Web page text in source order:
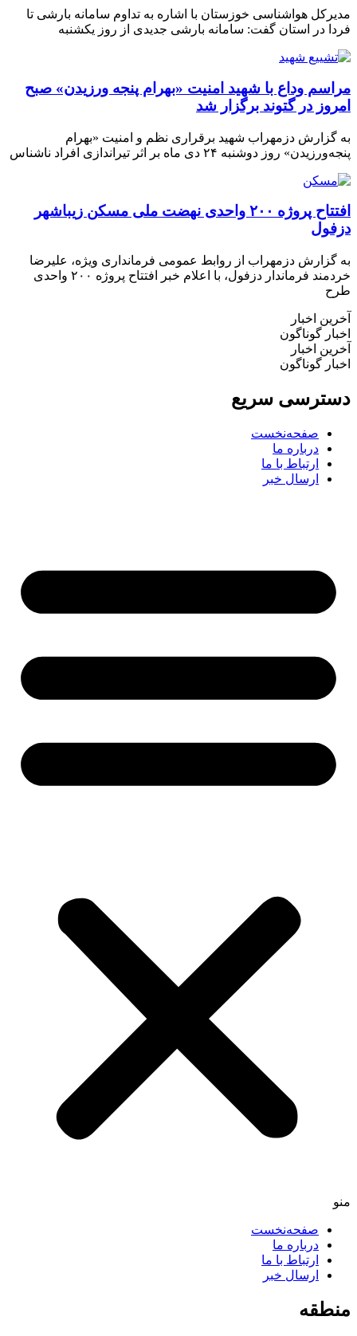
مدیرکل هواشناسی خوزستان با اشاره به تداوم سامانه بارشی تا
فردا در استان گفت: سامانه بارشی جدیدی از روز یکشنبه
مراسم وداع با شهید امنیت «بهرام پنجه ورزیدن» صبح
امروز در گتوند برگزار شد
به گزارش دزمهراب شهید برقراری نظم و امنیت «بهرام
پنجه‌ورزیدن» روز دوشنبه ۲۴ دی ماه بر اثر تیراندازی افراد ناشناس
افتتاح پروژه ۲۰۰ واحدی نهضت ملی مسکن زیباشهر
دزفول
به گزارش دزمهراب از روابط عمومی فرمانداری ویژه، علیرضا
خردمند فرماندار دزفول، با اعلام خبر افتتاح پروژه ۲۰۰ واحدی
طرح
آخرین اخبار
اخبار گوناگون
آخرین اخبار
اخبار گوناگون
دسترسی سریع
صفحه‌نخست
درباره ما
ارتباط با ما
ارسال خبر
منو
صفحه‌نخست
درباره ما
ارتباط با ما
ارسال خبر
منطقه